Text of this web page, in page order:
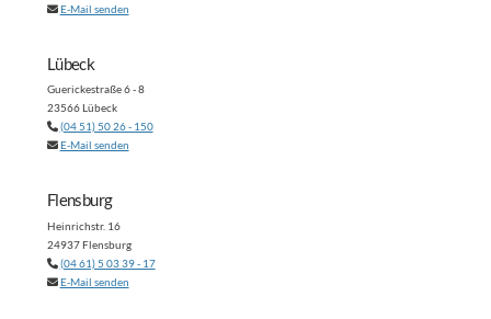
E-Mail senden
Lübeck
Guerickestraße 6 - 8
23566 Lübeck
(04 51) 50 26 - 150
E-Mail senden
Flensburg
Heinrichstr. 16
24937 Flensburg
(04 61) 5 03 39 - 17
E-Mail senden